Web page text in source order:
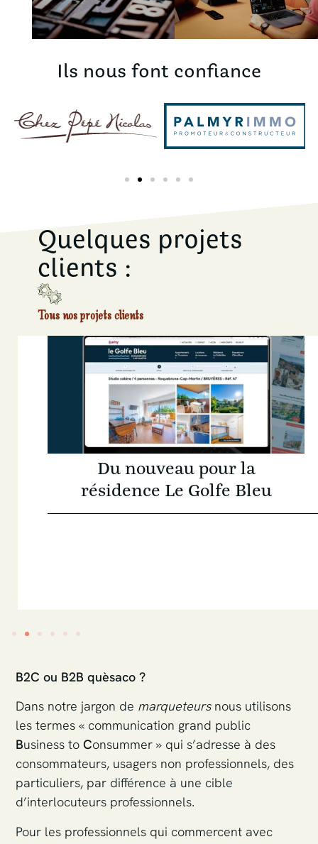
Ils nous font confiance
Quelques projets
clients :
Tous nos projets clients
Du nouveau pour la
résidence Le Golfe Bleu
B2C ou B2B quèsaco ?
Dans notre jargon de marqueteursnous utilisons
les termes « communication grand public
Business toConsummer » qui s’adresse à des
consommateurs, usagers non professionnels, des
particuliers, par différence à une cible
d’interlocuteurs professionnels.
Pour les professionnels qui commercent avec